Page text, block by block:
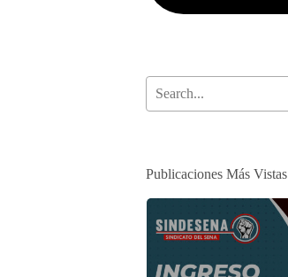
Publicaciones Más Vistas